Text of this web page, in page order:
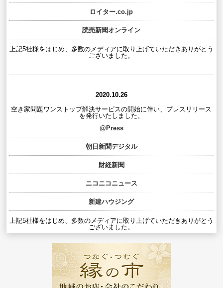
ロイター.co.jp
読売新聞オンライン
上記5社様をはじめ、多数のメディアに取り上げていただきありがとう
ございました。
2020.10.26
空き家問題ワンストップ解決サービスの開始に伴い、プレスリリース
を発行いたしました。
@Press
朝日新聞デジタル
財経新聞
ニコニコニュース
新建ハウジング
上記5社様をはじめ、多数のメディアに取り上げていただきありがとう
ございました。